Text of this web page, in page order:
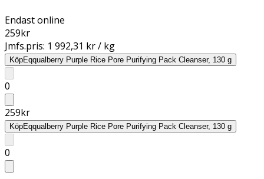
Endast online
259kr
Jmfs.pris: 1 992,31 kr / kg
KöpEqqualberry Purple Rice Pore Purifying Pack Cleanser, 130 g
0
259kr
KöpEqqualberry Purple Rice Pore Purifying Pack Cleanser, 130 g
0